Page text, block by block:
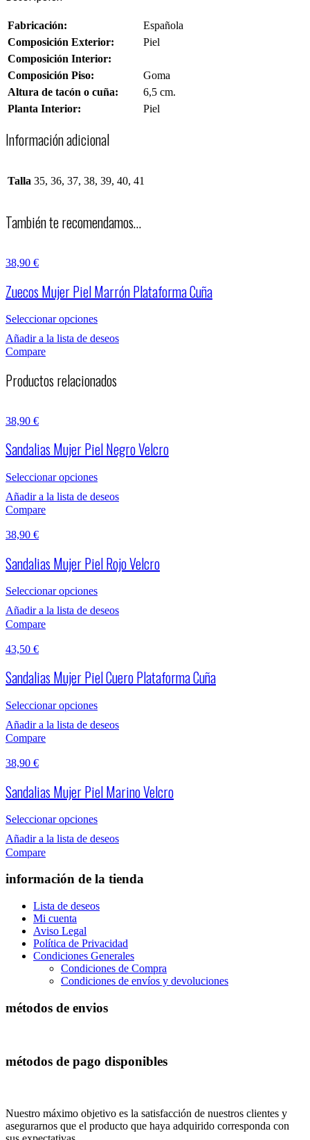
Fabricación:
Española
Composición Exterior:
Piel
Composición Interior:
Composición Piso:
Goma
Altura de tacón o cuña:
6,5 cm.
Planta Interior:
Piel
Información adicional
Talla 35, 36, 37, 38, 39, 40, 41
También te recomendamos…
38,90 €
Zuecos Mujer Piel Marrón Plataforma Cuña
Seleccionar opciones
Añadir a la lista de deseos
Compare
Productos relacionados
38,90 €
Sandalias Mujer Piel Negro Velcro
Seleccionar opciones
Añadir a la lista de deseos
Compare
38,90 €
Sandalias Mujer Piel Rojo Velcro
Seleccionar opciones
Añadir a la lista de deseos
Compare
43,50 €
Sandalias Mujer Piel Cuero Plataforma Cuña
Seleccionar opciones
Añadir a la lista de deseos
Compare
38,90 €
Sandalias Mujer Piel Marino Velcro
Seleccionar opciones
Añadir a la lista de deseos
Compare
información de la tienda
Lista de deseos
Mi cuenta
Aviso Legal
Política de Privacidad
Condiciones Generales
Condiciones de Compra
Condiciones de envíos y devoluciones
métodos de envios
métodos de pago disponibles
Nuestro máximo objetivo es la satisfacción de nuestros clientes y
asegurarnos que el producto que haya adquirido corresponda con